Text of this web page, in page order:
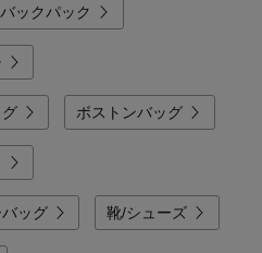
りになるのが、ベルメゾンオリジナルの
」です。1684名の働く女性へのアンケ
グ」を形にしており、荷物の多い日で
、A4サイズ対応など、リアルなニーズに
。ミニラボ（mini labo）などの大人可
シーンに合わせて選べるラインナップで
ます。
ックパック
ボストンバッグ
ッグ 靴/シューズ